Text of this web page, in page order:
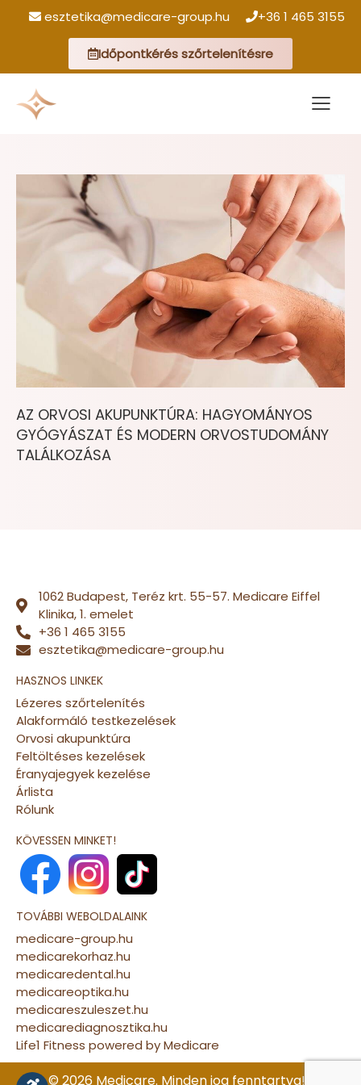
esztetika@medicare-group.hu +36 1 465 3155
Időpontkérés szőrtelenítésre
AZ ORVOSI AKUPUNKTÚRA: HAGYOMÁNYOS
GYÓGYÁSZAT ÉS MODERN ORVOSTUDOMÁNY
TALÁLKOZÁSA
1062 Budapest, Teréz krt. 55-57. Medicare Eiffel
Klinika, 1. emelet
+36 1 465 3155
esztetika@medicare-group.hu
HASZNOS LINKEK
Lézeres szőrtelenítés
Alakformáló testkezelések
Orvosi akupunktúra
Feltöltéses kezelések
Éranyajegyek kezelése
Árlista
Rólunk
KÖVESSEN MINKET!
TOVÁBBI WEBOLDALAINK
medicare-group.hu
medicarekorhaz.hu
medicaredental.hu
medicareoptika.hu
medicareszuleszet.hu
medicarediagnosztika.hu
Life1 Fitness powered by Medicare
© 2026 Medicare. Minden jog fenntartva! |